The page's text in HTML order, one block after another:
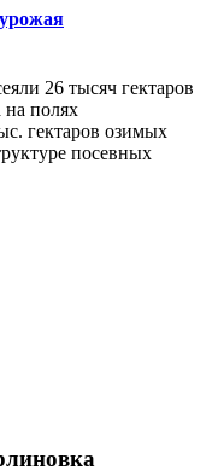
26 тысяч гектаров
на полях
гектаров озимых
посевных